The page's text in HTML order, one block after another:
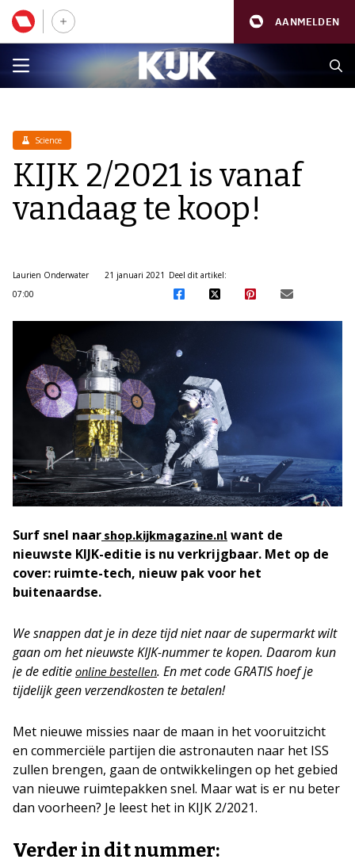
AANMELDEN
Science
KIJK 2/2021 is vanaf
vandaag te koop!
Laurien Onderwater
21 januari 2021
07:00
Deel dit artikel:
Surf snel naarshop.kijkmagazine.nl want de
nieuwste KIJK-editie is nu verkrijgbaar. Met op de
cover: ruimte-tech, nieuw pak voor het
buitenaardse.
We snappen dat je in deze tijd niet naar de supermarkt wilt
gaan om het nieuwste KIJK-nummer te kopen. Daarom kun
je de editie online bestellen. En met code GRATIS hoef je
tijdelijk geen verzendkosten te betalen!
Met nieuwe missies naar de maan in het vooruitzicht
en commerciële partijen die astronauten naar het ISS
zullen brengen, gaan de ontwikkelingen op het gebied
van nieuwe ruimtepakken snel. Maar wat is er nu beter
dan voorheen? Je leest het in KIJK 2/2021.
Verder in dit nummer: